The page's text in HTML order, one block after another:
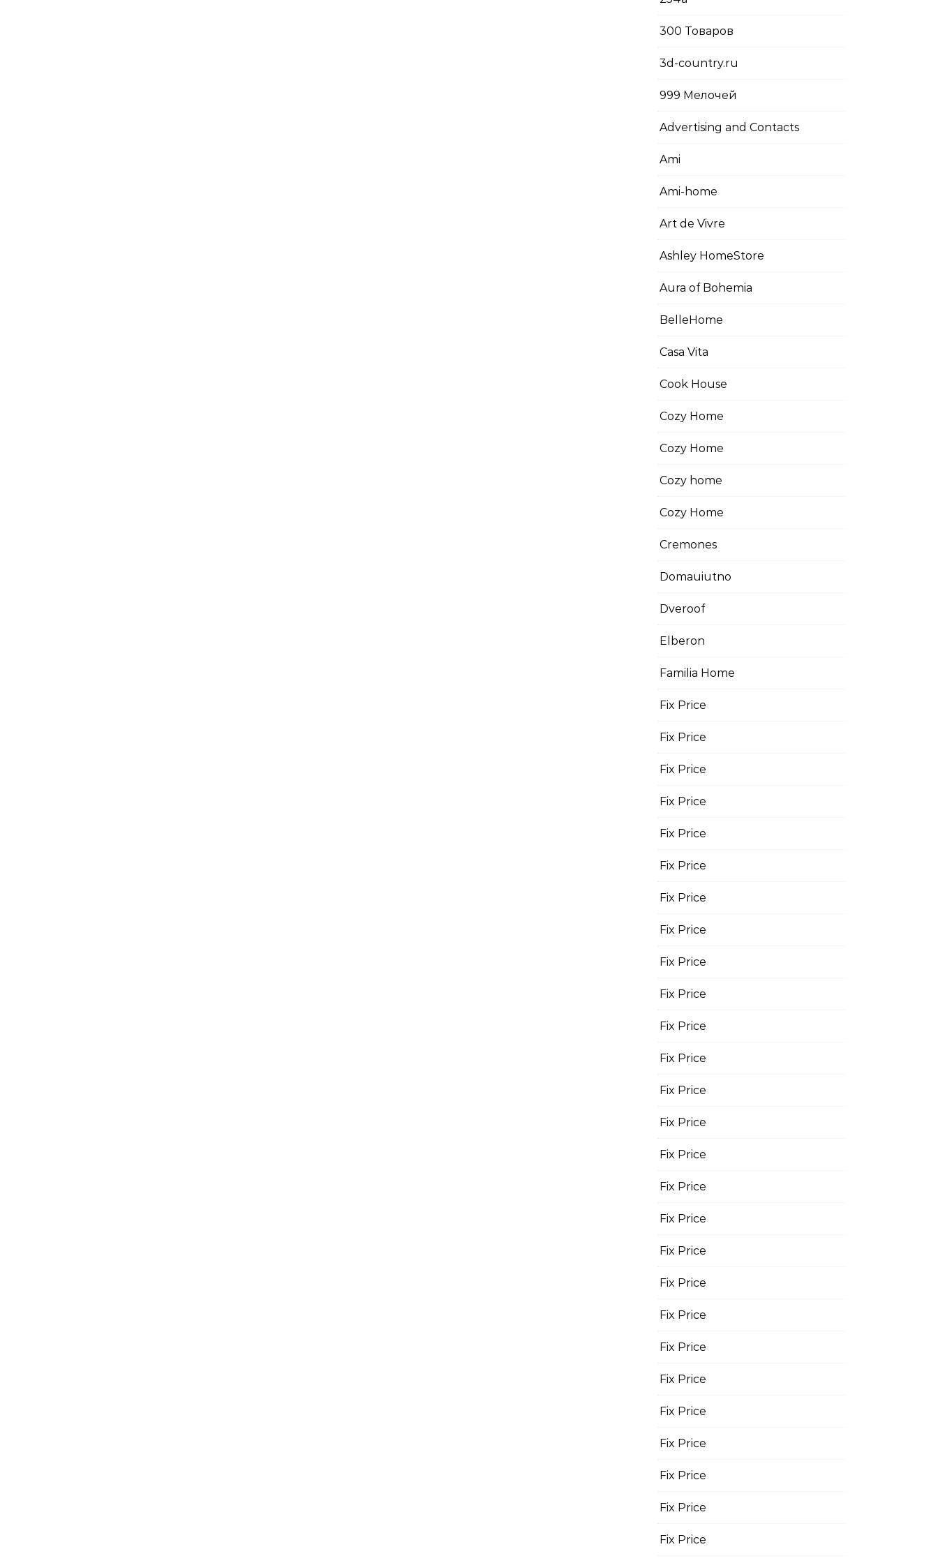
300 Товаров
3d-country.ru
999 Мелочей
Advertising and Contacts
Ami
Ami-home
Art de Vivre
Ashley HomeStore
Aura of Bohemia
BelleHome
Casa Vita
Cook House
Cozy Home
Cozy Home
Cozy home
Cozy Home
Cremones
Domauiutno
Dveroof
Elberon
Familia Home
Fix Price
Fix Price
Fix Price
Fix Price
Fix Price
Fix Price
Fix Price
Fix Price
Fix Price
Fix Price
Fix Price
Fix Price
Fix Price
Fix Price
Fix Price
Fix Price
Fix Price
Fix Price
Fix Price
Fix Price
Fix Price
Fix Price
Fix Price
Fix Price
Fix Price
Fix Price
Fix Price